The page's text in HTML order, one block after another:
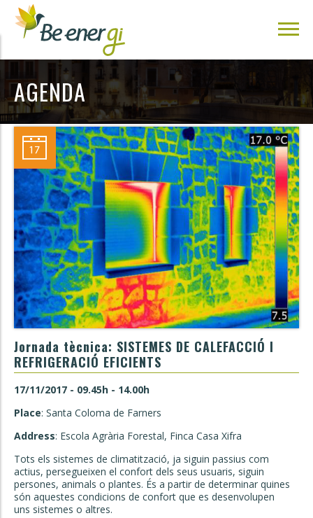
AGENDA
Jornada tècnica: SISTEMES DE CALEFACCIÓ I
REFRIGERACIÓ EFICIENTS
17/11/2017 - 09.45h - 14.00h
Place: Santa Coloma de Farners
Address: Escola Agrària Forestal, Finca Casa Xifra
Tots els sistemes de climatització, ja siguin passius com
actius, persegueixen el confort dels seus usuaris, siguin
persones, animals o plantes. És a partir de determinar quines
són aquestes condicions de confort que es desenvolupen
uns sistemes o altres.